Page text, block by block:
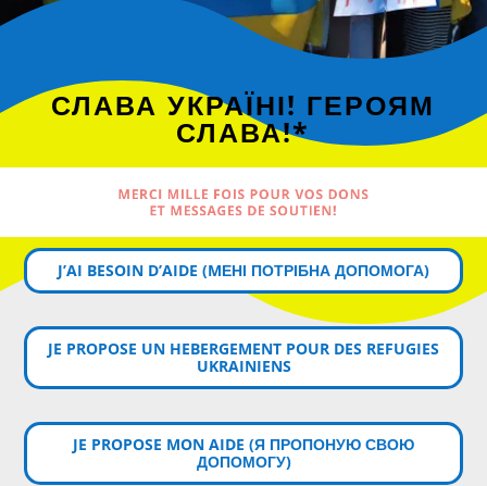
СЛАВА УКРАЇНІ! ГЕРОЯМ
СЛАВА!*
MERCI MILLE FOIS POUR VOS DONS
ET MESSAGES DE SOUTIEN!
J’AI BESOIN D’AIDE (MЕНІ ПОТРІБНА ДОПОМОГА)
JE PROPOSE UN HEBERGEMENT POUR DES REFUGIES
UKRAINIENS
JE PROPOSE MON AIDE (Я ПРОПОНУЮ СВОЮ
ДОПОМОГУ)